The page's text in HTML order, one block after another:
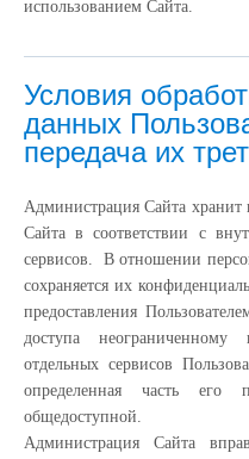
использованием Сайта.
Условия
данных
передача их
Администрация Сайта хранит
Сайта в соответствии с
сервисов. В отношении
сохраняется их
предоставления
доступа
отдельных сервисов
определенная часть его
общедоступной.
Администрация Сайта